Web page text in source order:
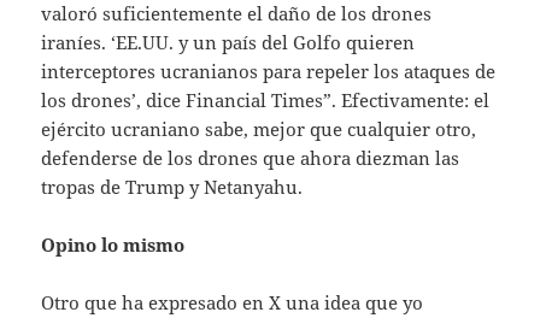
valoró suficientemente el daño de los drones
iraníes. ‘EE.UU. y un país del Golfo quieren
interceptores ucranianos para repeler los ataques de
los drones’, dice Financial Times”. Efectivamente: el
ejército ucraniano sabe, mejor que cualquier otro,
defenderse de los drones que ahora diezman las
tropas de Trump y Netanyahu.
Opino lo mismo
Otro que ha expresado en X una idea que yo